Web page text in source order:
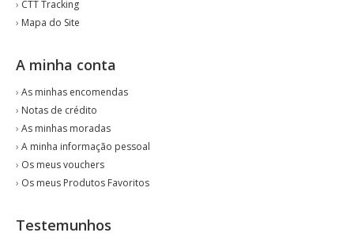
› CTT Tracking
› Mapa do Site
A minha conta
› As minhas encomendas
› Notas de crédito
› As minhas moradas
› A minha informação pessoal
› Os meus vouchers
› Os meus Produtos Favoritos
Testemunhos